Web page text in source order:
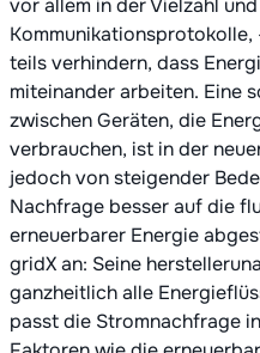
vor allem in der Vielzahl
teils verhindern, dass
miteinander arbeiten. Eine
zwischen Geräten, die
verbrauchen, ist in der
jedoch von steigender
Nachfrage besser auf die
erneuerbarer Energie
gridX an: Seine
ganzheitlich alle
passt die Stromnachfrage